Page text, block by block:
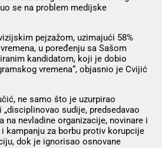
se na problem medijske
pejzažom, uzimajući 58%
u poređenju sa Sašom
kandidatom, koji je dobio
vremena“, objasnio je Cvijić
ne samo što je uzurpirao
sudije, predsedavao
na nevladine organizacije, novinare i
kampanju za borbu protiv korupcije
dok je ignorisao osnovane